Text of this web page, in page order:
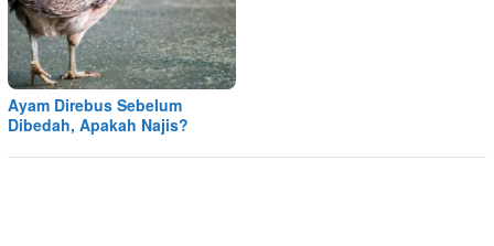
Ayam Direbus Sebelum
Dibedah, Apakah Najis?